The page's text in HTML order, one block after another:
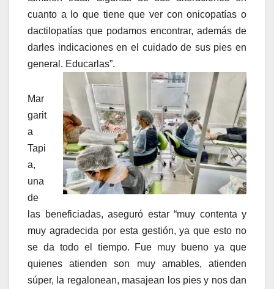
cuanto a lo que tiene que ver con onicopatías o
dactilopatías que podamos encontrar, además de
darles indicaciones en el cuidado de sus pies en
general. Educarlas”.
Mar
garit
a
Tapi
a,
una
de
las beneficiadas, aseguró estar “muy contenta y
muy agradecida por esta gestión, ya que esto no
se da todo el tiempo. Fue muy bueno ya que
quienes atienden son muy amables, atienden
súper, la regalonean, masajean los pies y nos dan